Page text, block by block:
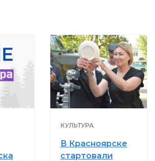
КУЛЬТУРА
В Красноярске
стартовали